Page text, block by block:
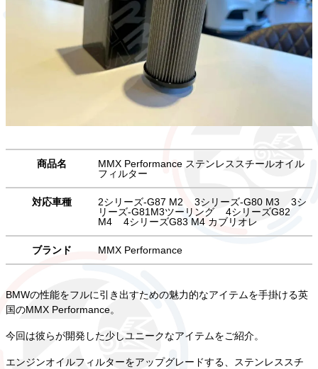
商品名
MMX Performance ステンレススチールオイル
フィルター
対応車種 2シリーズ-G87 M2 3シリーズ-G80 M3
3シ
リーズ-G81M3ツーリング
4シリーズG82
M4
4シリーズG83 M4 カブリオレ
ブランド MMX Performance
BMWの性能をフルに引き出すための魅力的なアイテムを手掛ける英
国のMMX Performance。
今回は彼らが開発した少しユニークなアイテムをご紹介。
エンジンオイルフィルターをアップグレードする、ステンレススチ